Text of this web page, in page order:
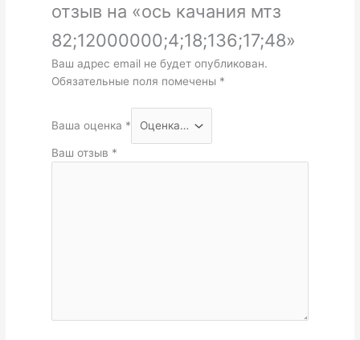
отзыв на «ось качания мтз
82;12000000;4;18;136;17;48»
Ваш адрес email не будет опубликован.
Обязательные поля помечены *
Ваша оценка *
Ваш отзыв *